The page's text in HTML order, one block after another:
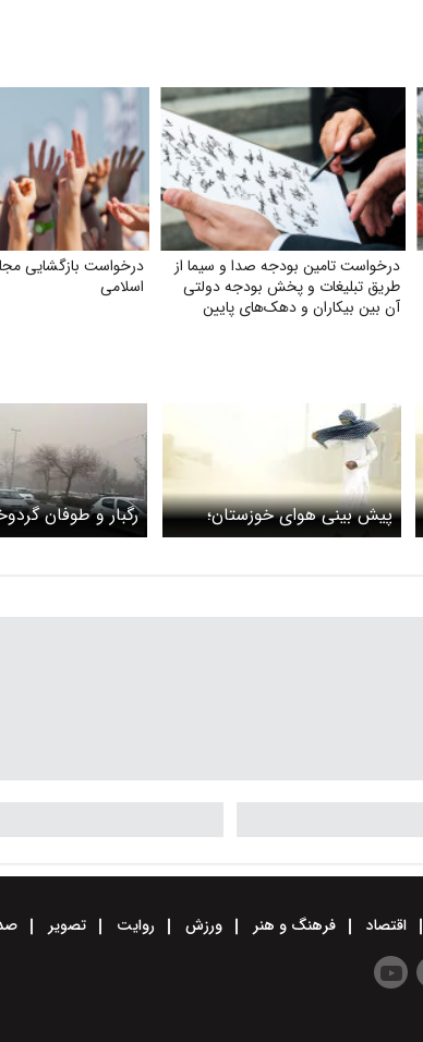
درخواست تامین بودجه صدا و سیما از
طریق تبلیغات و پخش بودجه دولتی
آن بین بیکاران و دهک‌های پایین
درخواست بازگشایی
اسلامی
پیش بینی هوای خوزستان؛
شنبه ۲۶ اردیبهشت ۱۴۰۵/ گرد و
استان/ تهرانی ها
اقتصاد فرهنگ و هنر ورزش روایت تصویر